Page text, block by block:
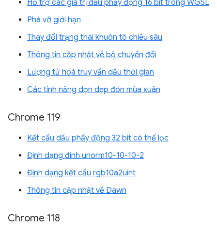
Hỗ trợ các giá trị dấu phẩy động 16 bit trong WGSL
Phá vỡ giới hạn
Thay đổi trạng thái khuôn tô chiều sâu
Thông tin cập nhật về bộ chuyển đổi
Lượng tử hoá truy vấn dấu thời gian
Các tính năng dọn dẹp đón mùa xuân
Chrome 119
Kết cấu dấu phẩy động 32 bit có thể lọc
Định dạng đỉnh unorm10-10-10-2
Định dạng kết cấu rgb10a2uint
Thông tin cập nhật về Dawn
Chrome 118